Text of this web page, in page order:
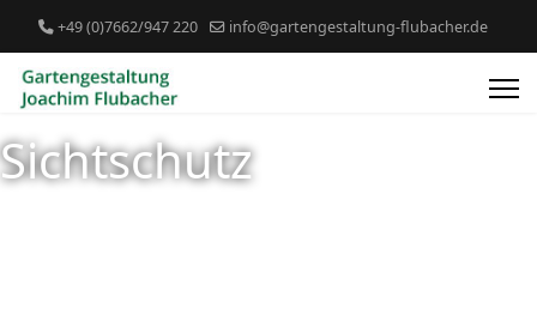
+49 (0)7662/947 220 info@gartengestaltung-flubacher.de
Sichtschutz